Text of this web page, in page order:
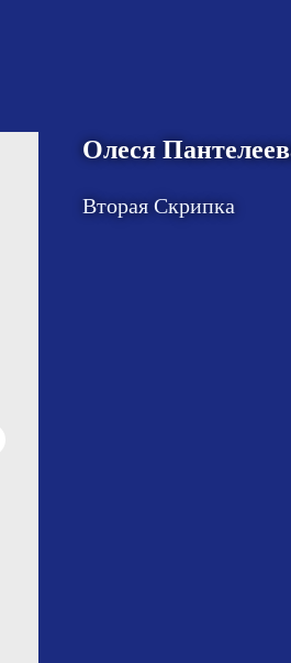
Олеся
Вторая Скрипка